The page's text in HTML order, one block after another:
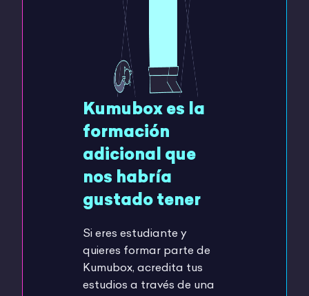
Kumubox es la
formación
adicional que
nos habría
gustado tener
Si eres estudiante y
quieres formar parte de
Kumubox, acredita tus
estudios a través de una